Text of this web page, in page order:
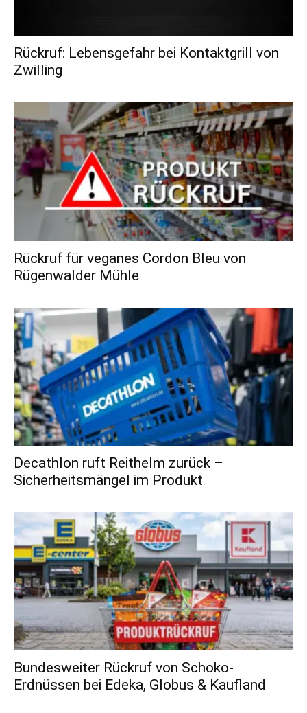
Rückruf: Lebensgefahr bei Kontaktgrill von
Zwilling
Rückruf für veganes Cordon Bleu von
Rügenwalder Mühle
Decathlon ruft Reithelm zurück –
Sicherheitsmängel im Produkt
Bundesweiter Rückruf von Schoko-
Erdnüssen bei Edeka, Globus & Kaufland